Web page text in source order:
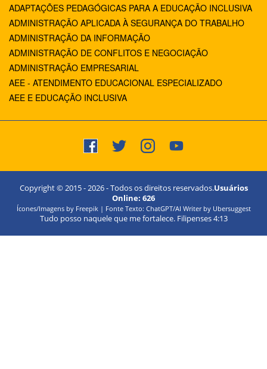
ADAPTAÇÕES PEDAGÓGICAS PARA A EDUCAÇÃO INCLUSIVA
ADMINISTRAÇÃO APLICADA À SEGURANÇA DO TRABALHO
ADMINISTRAÇÃO DA INFORMAÇÃO
ADMINISTRAÇÃO DE CONFLITOS E NEGOCIAÇÃO
ADMINISTRAÇÃO EMPRESARIAL
AEE - ATENDIMENTO EDUCACIONAL ESPECIALIZADO
AEE E EDUCAÇÃO INCLUSIVA
Copyright © 2015 -2026- Todos os direitos reservados.Usuários
Online: 626
Ícones/Imagens by Freepik | Fonte Texto: ChatGPT/AI Writer by Ubersuggest
Tudo posso naquele que me fortalece. Filipenses 4:13